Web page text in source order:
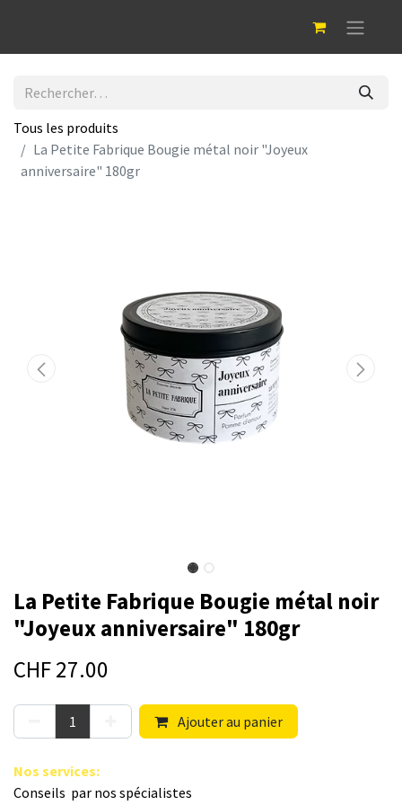
Tous les produits
La Petite Fabrique Bougie métal noir "Joyeux
anniversaire" 180gr
La Petite Fabrique Bougie métal noir
"Joyeux anniversaire" 180gr
CHF27.00
Ajouter au panier
Nos s​ervices:
Conseils par nos spé​cialistes